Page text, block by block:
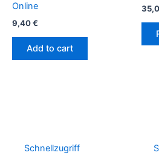
Online
9,40€
Add to cart
Schnellzugriff